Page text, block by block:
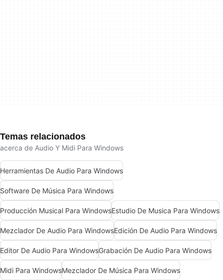
Temas relacionados
acerca de Audio Y Midi Para Windows
Herramientas De Audio Para Windows
Software De Música Para Windows
Producción Musical Para WindowsEstudio De Musica Para Windows
Mezclador De Audio Para WindowsEdición De Audio Para Windows
Editor De Audio Para WindowsGrabación De Audio Para Windows
Midi Para WindowsMezclador De Música Para Windows